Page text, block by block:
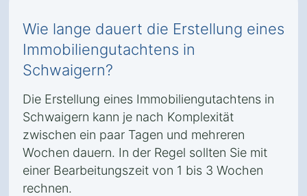
Wie lange dauert die Erstellung eines
Immobiliengutachtens in
Schwaigern?
Die Erstellung eines Immobiliengutachtens in
Schwaigern kann je nach Komplexität
zwischen ein paar Tagen und mehreren
Wochen dauern. In der Regel sollten Sie mit
einer Bearbeitungszeit von 1 bis 3 Wochen
rechnen.